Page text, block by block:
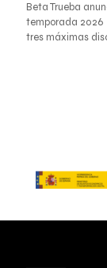
Beta Trueba
temporada 2026
tres máximas